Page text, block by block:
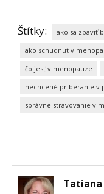
Štítky:
ako sa zbaviť
ako schudnut v
čo jesť v menopauze
nechcené priberanie v
správne stravovanie v
Tatiana